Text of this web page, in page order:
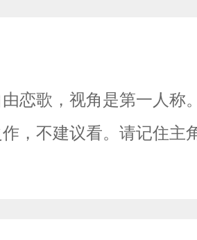
恋歌，视角是第一人称
，不建议看。请记住主